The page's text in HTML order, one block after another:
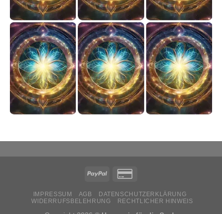
IMPRESSUM AGB
DATENSCHUTZERKLÄRUNG
WIDERRUFSBELEHRUNG
RECHTLICHER HINWEIS